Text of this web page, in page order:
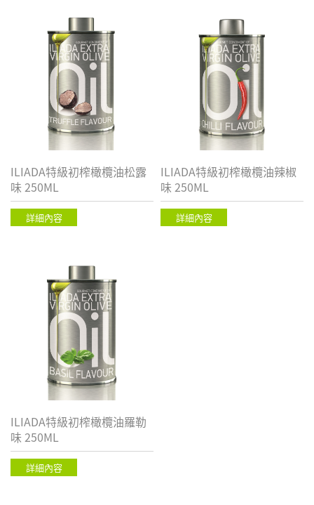
ILIADA特級初榨橄欖油松露
味 250ML
詳細內容
ILIADA特級初榨橄欖油辣椒
味 250ML
詳細內容
ILIADA特級初榨橄欖油羅勒
味 250ML
詳細內容